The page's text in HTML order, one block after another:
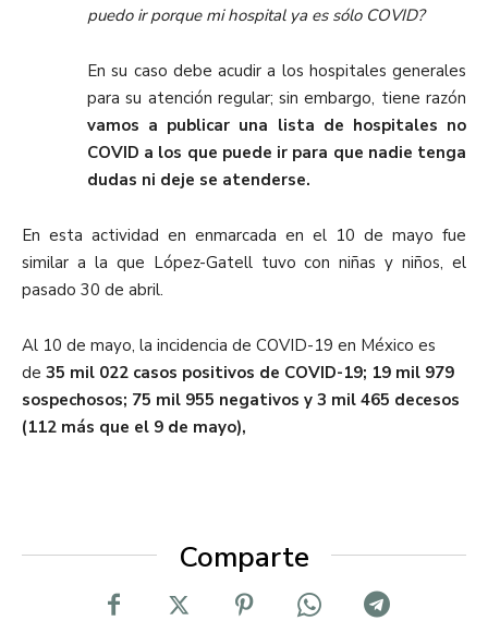
puedo ir porque mi hospital ya es sólo COVID?
En su caso debe acudir a los hospitales generales
para su atención regular; sin embargo, tiene razón
vamos a publicar una lista de hospitales no
COVID a los que puede ir para que nadie tenga
dudas ni deje se atenderse.
En esta actividad en enmarcada en el 10 de mayo fue
similar a la que López-Gatell tuvo con niñas y niños, el
pasado 30 de abril.
Al 10 de mayo, la incidencia de COVID-19 en México es
de 35 mil 022 casos positivos de COVID-19; 19 mil 979
sospechosos; 75 mil 955 negativos y 3 mil 465 decesos
(112 más que el 9 de mayo),
Comparte